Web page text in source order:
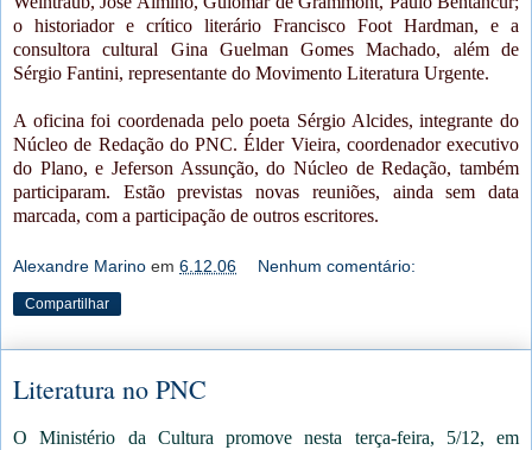
o historiador e crítico literário Francisco Foot Hardman, e a
consultora cultural Gina Guelman Gomes Machado, além de
Sérgio Fantini, representante do Movimento Literatura Urgente.
A oficina foi coordenada pelo poeta Sérgio Alcides, integrante do
Núcleo de Redação do PNC. Élder Vieira, coordenador executivo
do Plano, e Jeferson Assunção, do Núcleo de Redação, também
participaram. Estão previstas novas reuniões, ainda sem data
marcada, com a participação de outros escritores.
Alexandre Marino em 6.12.06 Nenhum comentário:
Compartilhar
Literatura no PNC
O Ministério da Cultura promove nesta terça-feira, 5/12, em